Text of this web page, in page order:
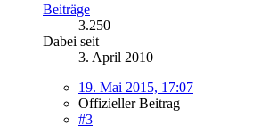
Beiträge
3.250
Dabei seit
3. April 2010
19. Mai 2015, 17:07
Offizieller Beitrag
#3